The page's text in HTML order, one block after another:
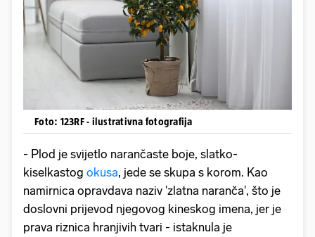
Foto: 123RF - ilustrativna fotografija
- Plod je svijetlo narančaste boje, slatko-
kiselkastog okusa, jede se skupa s korom. Kao
namirnica opravdava naziv 'zlatna naranča', što je
doslovni prijevod njegovog kineskog imena, jer je
prava riznica hranjivih tvari - istaknula je